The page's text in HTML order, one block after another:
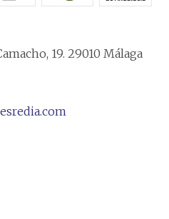
19. 29010 Málaga